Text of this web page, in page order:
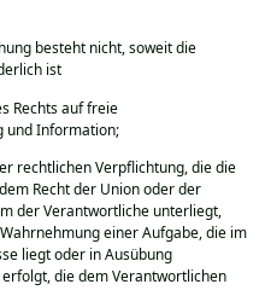
besteht nicht, soweit die
ist
Rechts auf freie
und Information;
rechtlichen Verpflichtung, die die
Recht der Union oder der
der Verantwortliche unterliegt,
einer Aufgabe, die im
liegt oder in Ausübung
die dem Verantwortlichen